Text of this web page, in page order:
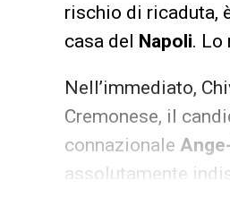
rischio di ricaduta,
casa del Napoli. Lo
Nell’immediato,
Cremonese, il
connazionale
assolutamente